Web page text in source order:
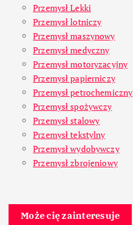
Przemysł Lekki
Przemysł lotniczy
Przemysł maszynowy
Przemysł medyczny
Przemysł motoryzacyjny
Przemysł papierniczy
Przemysł petrochemiczny
Przemysł spożywczy
Przemysł stalowy
Przemysł tekstylny
Przemysł wydobywczy
Przemysł zbrojeniowy
Może cię zainteresuje